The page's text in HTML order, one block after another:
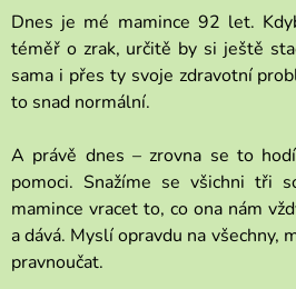
Dnes je mé mamince 92 let.
téměř o zrak, určitě by si ještě
sama i přes ty svoje zdravotní
to snad normální.
A právě dnes – zrovna se to
pomoci. Snažíme se všichni tři
mamince vracet to, co ona nám
a dává. Myslí opravdu na všechny,
pravnoučat.